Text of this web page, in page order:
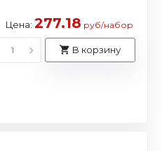
Цена: 277.18 руб/набор
В корзину